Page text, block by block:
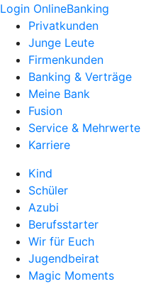
Login OnlineBanking
Privatkunden
Junge Leute
Firmenkunden
Banking & Verträge
Meine Bank
Fusion
Service & Mehrwerte
Karriere
Kind
Schüler
Azubi
Berufsstarter
Wir für Euch
Jugendbeirat
Magic Moments